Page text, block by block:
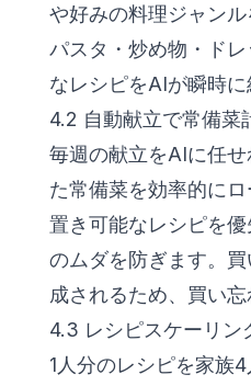
や好みの料理ジャンル
パスタ・炒め物・ド
なレシピをAIが瞬時に
4.2 自動献立で常備菜
毎週の献立をAIに任
た常備菜を効率的に
置き可能なレシピを
のムダを防ぎます。
成されるため、買い忘
4.3 レシピスケーリン
1人分のレシピを家族